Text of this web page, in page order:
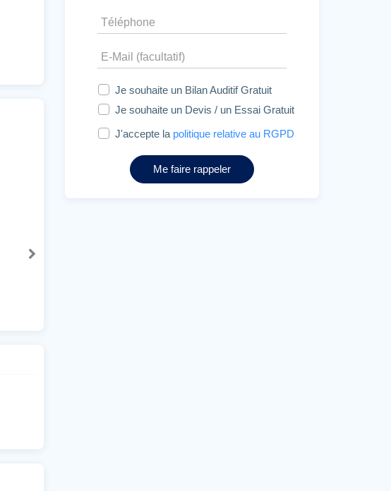
Je souhaite un Bilan Auditif Gratuit
Je souhaite un Devis / un Essai Gratuit
J'accepte la politique relative au RGPD
Me faire rappeler